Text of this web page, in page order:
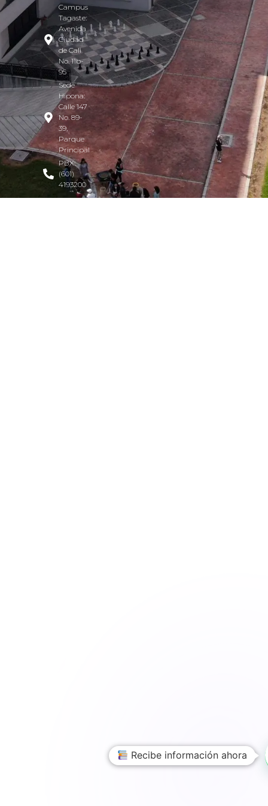
Campus
Tagaste:
Avenida
Ciudad
de Cali
No. 11b-
95
Sede
Hipona:
Calle 147
No. 89-
39,
Parque
Principal
PBX:
(601)
4193200